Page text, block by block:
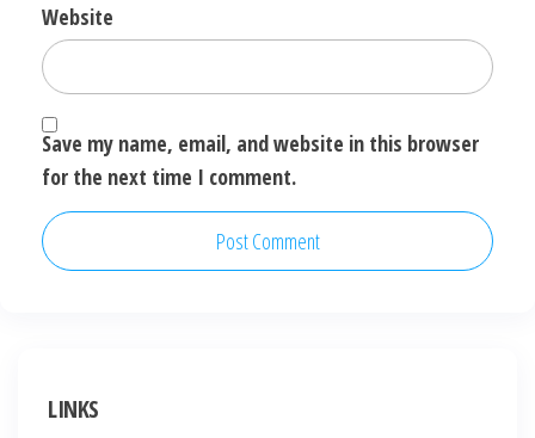
Website
Save my name, email, and website in this browser
for the next time I comment.
LINKS